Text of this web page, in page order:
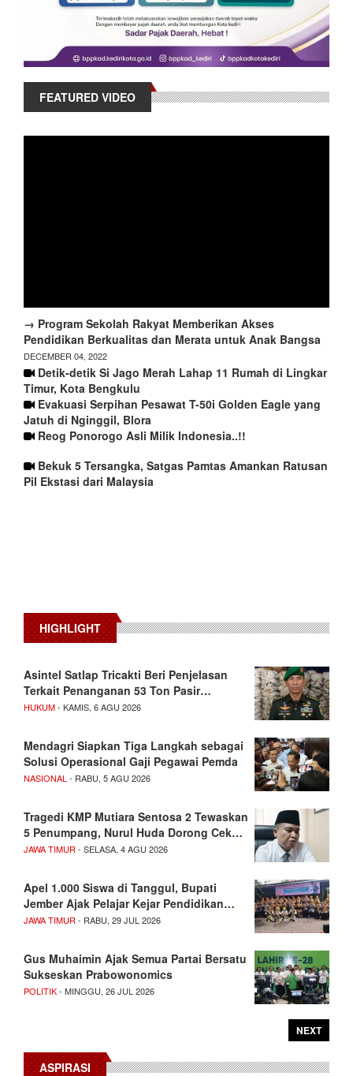
FEATURED VIDEO
→ Program Sekolah Rakyat Memberikan Akses
Pendidikan Berkualitas dan Merata untuk Anak Bangsa
DECEMBER 04, 2022
Detik-detik Si Jago Merah Lahap 11 Rumah di Lingkar
Timur, Kota Bengkulu
Evakuasi Serpihan Pesawat T-50i Golden Eagle yang
Jatuh di Nginggil, Blora
Reog Ponorogo Asli Milik Indonesia..!!
Bekuk 5 Tersangka, Satgas Pamtas Amankan Ratusan
Pil Ekstasi dari Malaysia
HIGHLIGHT
Asintel Satlap Tricakti Beri Penjelasan
Terkait Penanganan 53 Ton Pasir…
HUKUM- KAMIS, 6 AGU 2026
Mendagri Siapkan Tiga Langkah sebagai
Solusi Operasional Gaji Pegawai Pemda
NASIONAL - RABU, 5 AGU 2026
Tragedi KMP Mutiara Sentosa 2 Tewaskan
5 Penumpang, Nurul Huda Dorong Cek…
JAWA TIMUR - SELASA, 4 AGU 2026
Apel 1.000 Siswa di Tanggul, Bupati
Jember Ajak Pelajar Kejar Pendidikan…
JAWA TIMUR - RABU, 29 JUL 2026
Gus Muhaimin Ajak Semua Partai Bersatu
Sukseskan Prabowonomics
POLITIK- MINGGU, 26 JUL 2026
NEXT
ASPIRASI